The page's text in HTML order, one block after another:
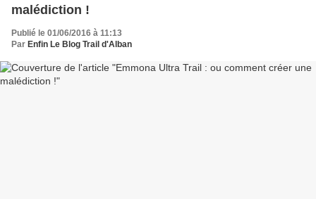
malédiction !
Publié le 01/06/2016 à 11:13
Par Enfin Le Blog Trail d'Alban